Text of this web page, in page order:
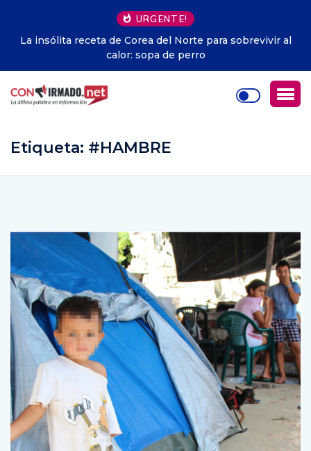
URGENTE!
La insólita receta de Corea del Norte para sobrevivir al
calor: sopa de perro
Etiqueta: #HAMBRE